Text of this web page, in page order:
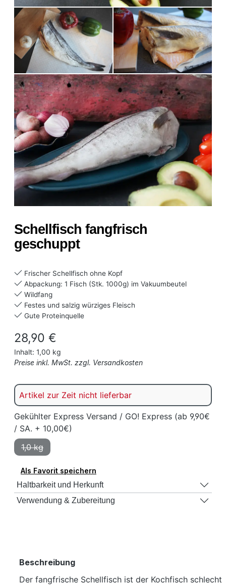
Schellfisch fangfrisch
geschuppt
Frischer Schellfisch ohne Kopf
Abpackung: 1 Fisch (Stk. 1000g) im Vakuumbeutel
Wildfang
Festes und salzig würziges Fleisch
Gute Proteinquelle
Regulärer Preis:
28,90 €
Inhalt: 1,00 kg
Preise inkl. MwSt. zzgl. Versandkosten
Artikel zur Zeit nicht lieferbar
Gekühlter Express Versand / GO! Express (ab 9,90€
/ SA. + 10,00€)
1,0 kg
(Diese Option ist zurzeit nicht verfügbar.)
Als Favorit speichern
Haltbarkeit und Herkunft
Verwendung & Zubereitung
Beschreibung
Der fangfrische Schellfisch ist der Kochfisch